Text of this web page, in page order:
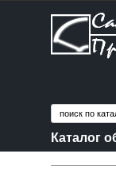
Каталог